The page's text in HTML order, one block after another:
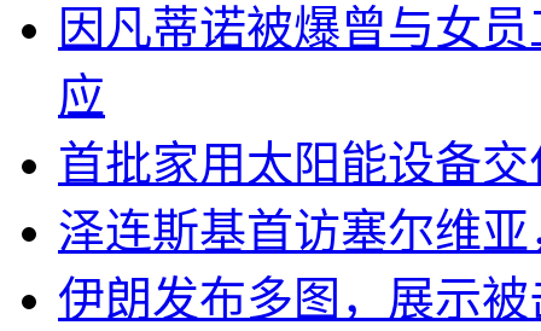
因凡蒂诺被爆曾与女
应
首批家用太阳能设备
泽连斯基首访塞尔维
伊朗发布多图，展示